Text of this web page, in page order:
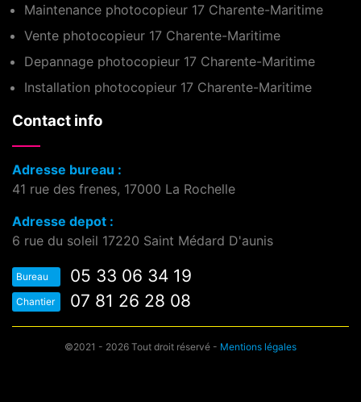
Maintenance photocopieur 17 Charente-Maritime
Vente photocopieur 17 Charente-Maritime
Depannage photocopieur 17 Charente-Maritime
Installation photocopieur 17 Charente-Maritime
Contact info
Adresse bureau :
41 rue des frenes, 17000 La Rochelle
Adresse depot :
6 rue du soleil 17220 Saint Médard D'aunis
Bureau 05 33 06 34 19
Chantier 07 81 26 28 08
©2021 - 2026 Tout droit réservé - Mentions légales